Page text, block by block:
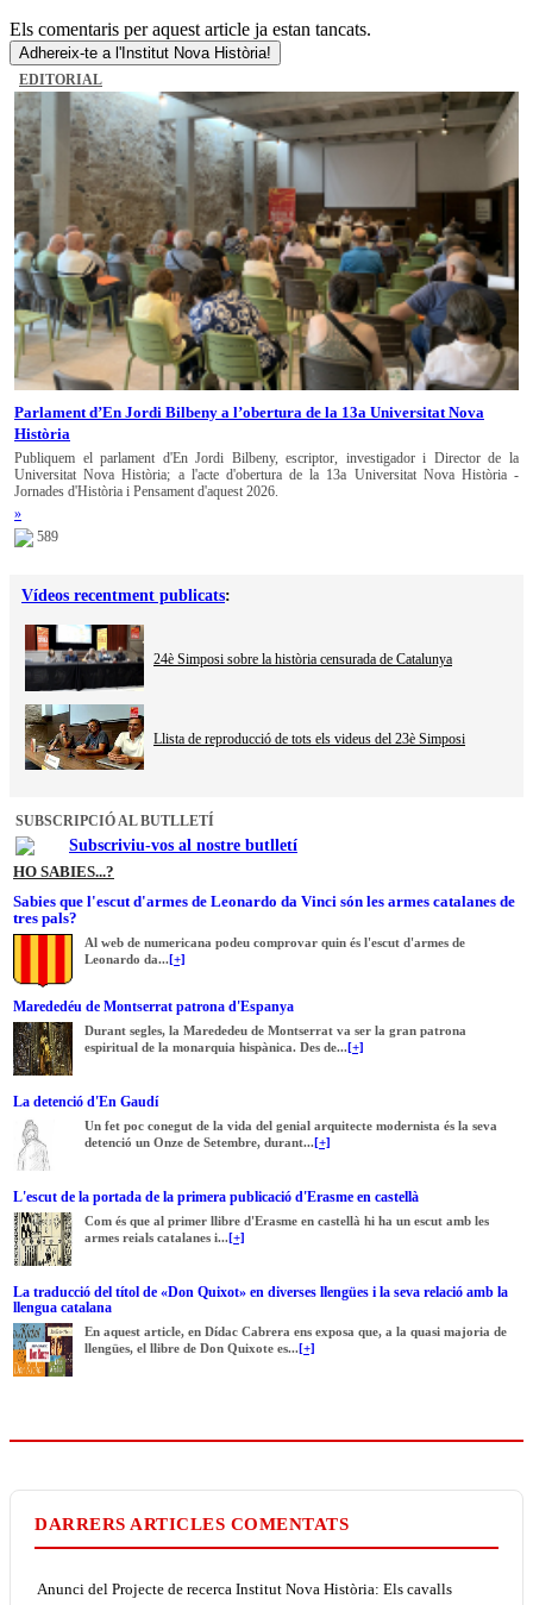
Els comentaris per aquest article ja estan tancats.
Adhereix-te a l'Institut Nova Història!
EDITORIAL
Parlament d’En Jordi Bilbeny a l’obertura de la 13a Universitat Nova
Història
Publiquem el parlament d'En Jordi Bilbeny, escriptor, investigador i Director de la
Universitat Nova Història; a l'acte d'obertura de la 13a Universitat Nova Història -
Jornades d'Història i Pensament d'aquest 2026.
»
589
Vídeos recentment publicats:
24è Simposi sobre la història censurada de Catalunya
Llista de reproducció de tots els videus del 23è Simposi
SUBSCRIPCIÓ AL BUTLLETÍ
Subscriviu-vos al nostre butlletí
HO SABIES...?
Sabies que l'escut d'armes de Leonardo da Vinci són les armes catalanes de
tres pals?
Al web de numericana podeu comprovar quin és l'escut d'armes de
Leonardo da...[+]
Marededéu de Montserrat patrona d'Espanya
Durant segles, la Marededeu de Montserrat va ser la gran patrona
espiritual de la monarquia hispànica. Des de...[+]
La detenció d'En Gaudí
Un fet poc conegut de la vida del genial arquitecte modernista és la seva
detenció un Onze de Setembre, durant...[+]
L'escut de la portada de la primera publicació d'Erasme en castellà
Com és que al primer llibre d'Erasme en castellà hi ha un escut amb les
armes reials catalanes i...[+]
La traducció del títol de «Don Quixot» en diverses llengües i la seva relació amb la
llengua catalana
En aquest article, en Dídac Cabrera ens exposa que, a la quasi majoria de
llengües, el llibre de Don Quixote es...[+]
DARRERS ARTICLES COMENTATS
Anunci del Projecte de recerca Institut Nova Història: Els cavalls